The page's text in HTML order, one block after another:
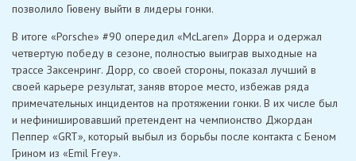
позволило Гювену выйти в лидеры гонки.
В итоге «Porsche» #90 опередил «McLaren» Дорра и одержал
четвертую победу в сезоне, полностью выиграв выходные на
трассе Заксенринг. Дорр, со своей стороны, показал лучший в
своей карьере результат, заняв второе место, избежав ряда
примечательных инцидентов на протяжении гонки. В их числе был
и нефинишировавший претендент на чемпионство Джордан
Пеппер «GRT», который выбыл из борьбы после контакта с Беном
Грином из «Emil Frey».